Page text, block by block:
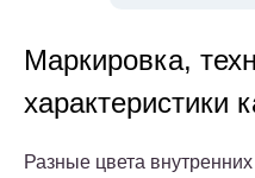
Маркировка,
характеристики
Разные цвета